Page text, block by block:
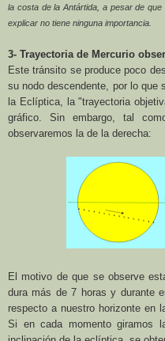
la costa dela Antártida , a pesar de
explicar no tiene ninguna importancia.
3- Trayectoria de Mercurio
Este tránsito se produce poco
su nodo descendente, por lo que
la Eclíptica, la "trayectoria
gráfico. Sin embargo, tal
observaremos la de la derecha:
El motivo de que se observe
dura más de 7 horas y durante
respecto a nuestro horizonte en
Si en cada momento giramos